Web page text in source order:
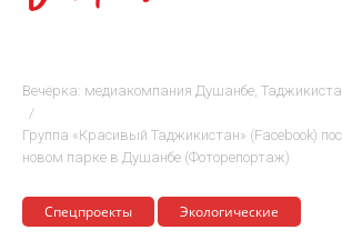
Вечёрка: медиакомпания Душанбе,
/
Группа «Красивый Таджикистан» (Facebook)
новом парке в Душанбе (Фоторепортаж)
Спецпроекты Экологические